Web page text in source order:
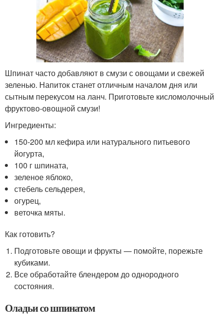
Шпинат часто добавляют в смузи с овощами и свежей
зеленью. Напиток станет отличным началом дня или
сытным перекусом на ланч. Приготовьте кисломолочный
фруктово-овощной смузи!
Ингредиенты:
150-200 мл кефира или натурального питьевого
йогурта,
100 г шпината,
зеленое яблоко,
стебель сельдерея,
огурец,
веточка мяты.
Как готовить?
Подготовьте овощи и фрукты — помойте, порежьте
кубиками.
Все обработайте блендером до однородного
состояния.
Оладьи со шпинатом